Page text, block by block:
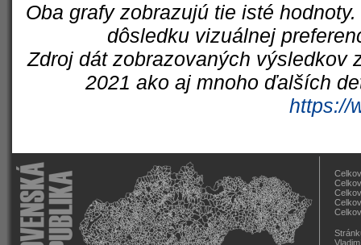
Oba grafy zobrazujú tie isté
dôsledku vizuálnej
Zdroj dát zobrazovaných výsledkov
2021 ako aj mnoho ďalších
https://